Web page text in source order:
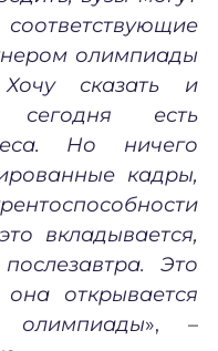
олимпиады
сказать и
сегодня есть
Но ничего
кадры,
вкладывается,
Это
открывается
олимпиады», –